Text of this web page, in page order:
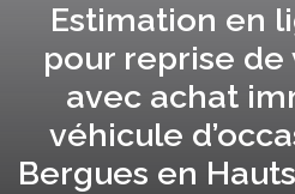
Estimation en
pour reprise
avec achat
véhicule
Bergues en